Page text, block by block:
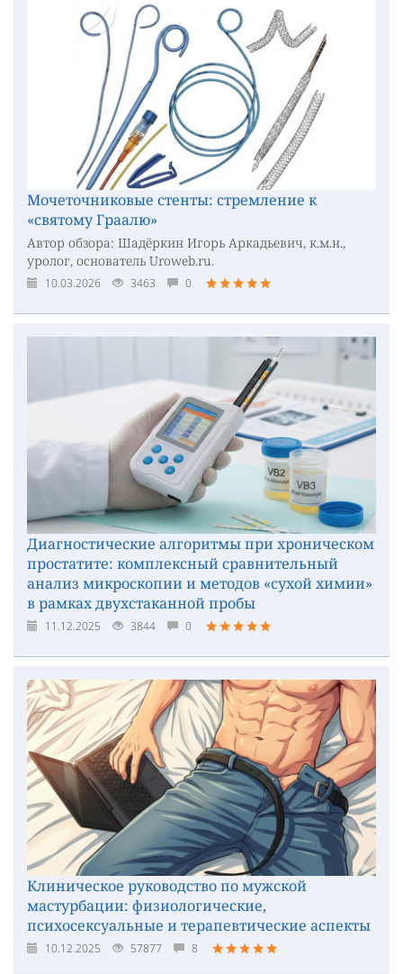
Мочеточниковые стенты: стремление к
«святому Граалю»
Автор обзора: Шадёркин Игорь Аркадьевич, к.м.н.,
уролог, основатель Uroweb.ru.
10.03.2026 3463 0
Диагностические алгоритмы при хроническом
простатите: комплексный сравнительный
анализ микроскопии и методов «сухой химии»
в рамках двухстаканной пробы
11.12.2025 3844 0
Клиническое руководство по мужской
мастурбации: физиологические,
психосексуальные и терапевтические аспекты
10.12.2025 57877 8